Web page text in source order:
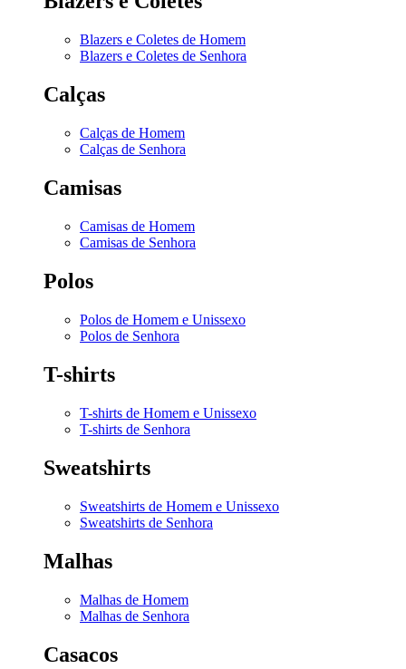
Blazers e Coletes de Homem
Blazers e Coletes de Senhora
Calças
Calças de Homem
Calças de Senhora
Camisas
Camisas de Homem
Camisas de Senhora
Polos
Polos de Homem e Unissexo
Polos de Senhora
T-shirts
T-shirts de Homem e Unissexo
T-shirts de Senhora
Sweatshirts
Sweatshirts de Homem e Unissexo
Sweatshirts de Senhora
Malhas
Malhas de Homem
Malhas de Senhora
Casacos